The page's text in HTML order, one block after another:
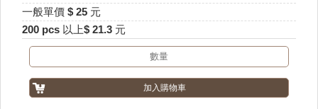
一般單價 $ 25 元
200 pcs 以上$ 21.3 元